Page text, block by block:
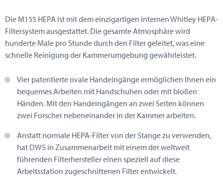
Die M155 HEPA ist mit dem einzigartigen internen Whitley HEPA-
Filtersystem ausgestattet. Die gesamte Atmosphäre wird
hunderte Male pro Stunde durch den Filter geleitet, was eine
schnelle Reinigung der Kammerumgebung gewährleistet.
Vier patentierte ovale Handeingänge ermöglichen Ihnen ein
bequemes Arbeiten mit Handschuhen oder mit bloßen
Händen. Mit den Handeingängen an zwei Seiten können
zwei Forscher nebeneinander in der Kammer arbeiten.
Anstatt normale HEPA-Filter von der Stange zu verwenden,
hat DWS in Zusammenarbeit mit einem der weltweit
führenden Filterhersteller einen speziell auf diese
Arbeitsstation zugeschnittenen Filter entwickelt.